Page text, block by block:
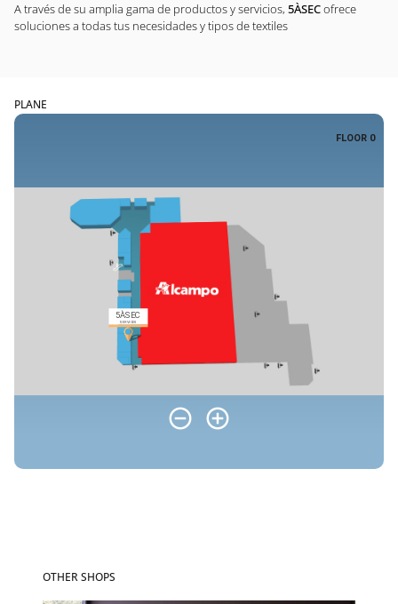
A través de su amplia gama de productos y servicios, 5ÀSECofrece
soluciones a todas tus necesidades y tipos de textiles
PLANE
OTHER SHOPS